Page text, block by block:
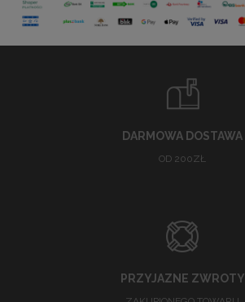
DARMOWA DOSTAWA
OD 200ZŁ
PRZYJAZNE ZWROTY